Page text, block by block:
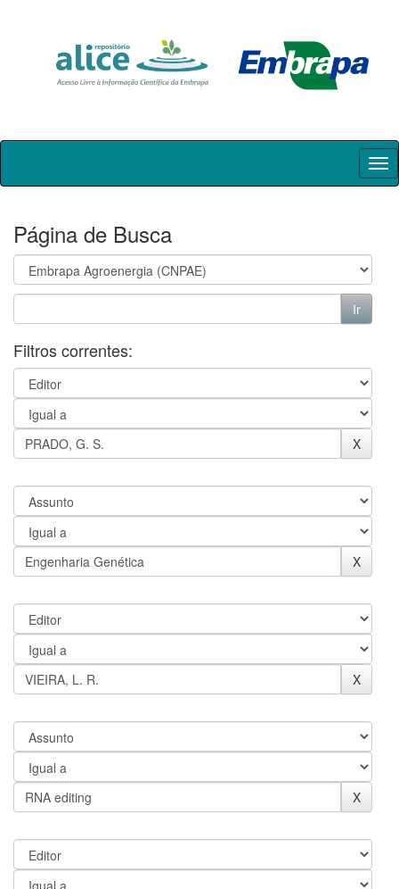
Skip
Página de Busca
Filtros correntes: